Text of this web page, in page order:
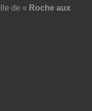
de « Roche aux